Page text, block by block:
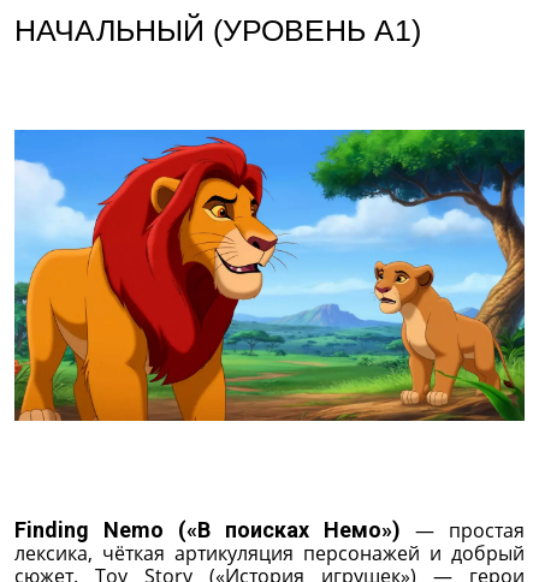
НАЧАЛЬНЫЙ (УРОВЕНЬ A1)
Finding Nemo («В поисках Немо») — простая
лексика, чёткая артикуляция персонажей и добрый
сюжет. Toy Story («История игрушек») — герои